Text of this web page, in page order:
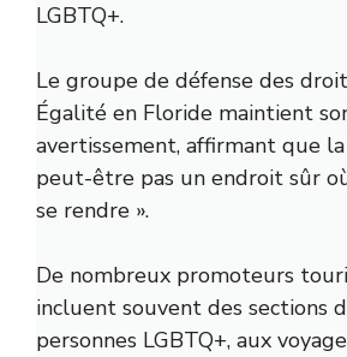
LGBTQ+.
Le groupe de défense des
Égalité en Floride maintient
avertissement, affirmant que la
peut-être pas un endroit sûr
se rendre ».
De nombreux promoteurs
incluent souvent des sections
personnes LGBTQ+, aux